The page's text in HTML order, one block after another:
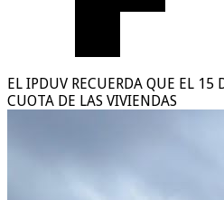
EL IPDUV RECUERDA QUE EL 15
CUOTA DE LAS VIVIENDAS